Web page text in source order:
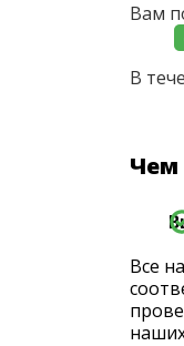
Вам
В
Чем
Все